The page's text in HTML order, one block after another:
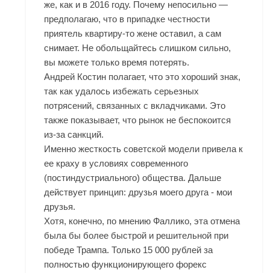
же, как и в 2016 году. Почему непосильно —
предполагаю, что в припадке честности
приятель квартиру-то жене оставил, а сам
снимает. Не обольщайтесь слишком сильно,
вы можете только время потерять.
Андрей Костин полагает, что это хороший знак,
так как удалось избежать серьезных
потрясений, связанных с вкладчиками. Это
также показывает, что рынок не беспокоится
из-за санкций.
Именно жесткость советской модели привела к
ее краху в условиях современного
(постиндустриального) общества. Дальше
действует принцип: друзья моего друга - мои
друзья.
Хотя, конечно, по мнению Фаллико, эта отмена
была бы более быстрой и решительной при
победе Трампа. Только 15 000 рублей за
полностью функционирующего форекс